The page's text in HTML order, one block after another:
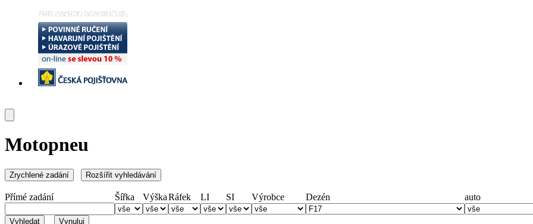
Motopneu
Přímé zadání Šířka VýškaRáfek LI SI Výrobce Dezén auto